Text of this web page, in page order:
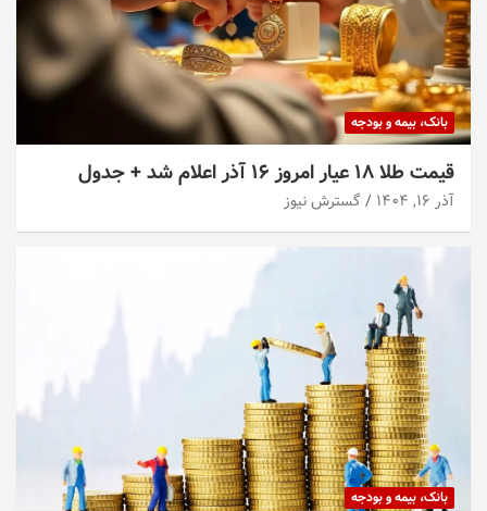
بانک، بیمه و بودجه
قیمت طلا ۱۸ عیار امروز ۱۶ آذر اعلام شد + جدول
آذر ۱۶, ۱۴۰۴ گسترش نیوز
بانک، بیمه و بودجه